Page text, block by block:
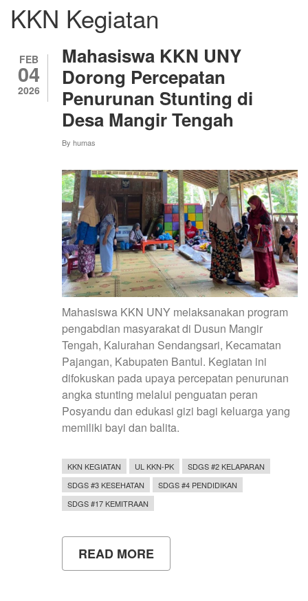
KKN Kegiatan
FEB
04
2026
Mahasiswa KKN UNY
Dorong Percepatan
Penurunan Stunting di
Desa Mangir Tengah
By humas
Mahasiswa KKN UNY melaksanakan program
pengabdian masyarakat di Dusun Mangir
Tengah, Kalurahan Sendangsari, Kecamatan
Pajangan, Kabupaten Bantul. Kegiatan ini
difokuskan pada upaya percepatan penurunan
angka stunting melalui penguatan peran
Posyandu dan edukasi gizi bagi keluarga yang
memiliki bayi dan balita.
KKN KEGIATAN UL KKN-PK
SDGS #2 KELAPARAN
SDGS #3 KESEHATAN
SDGS #4 PENDIDIKAN
SDGS #17 KEMITRAAN
READ MORE
MAHASISWA